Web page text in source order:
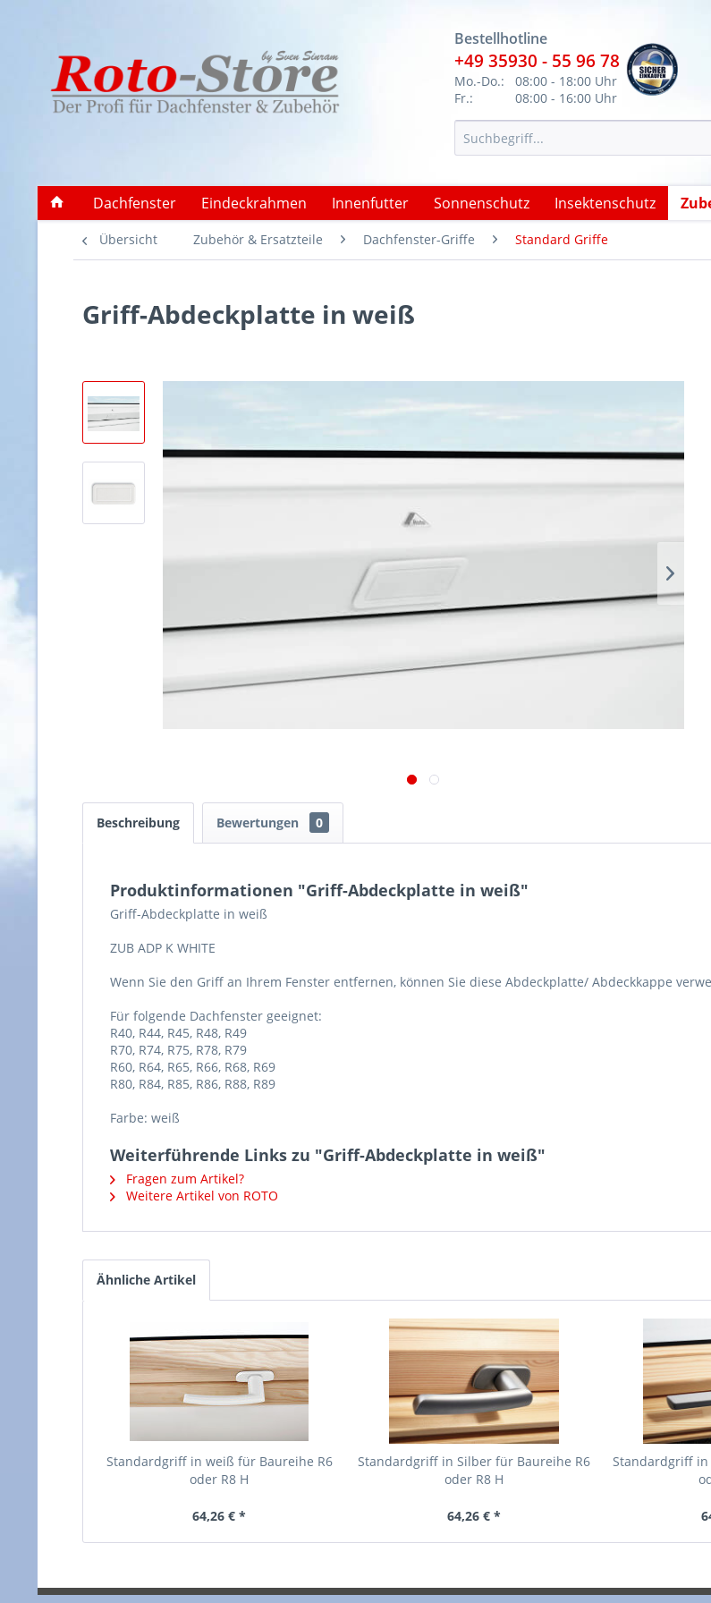
Bestellhotline
+49 35930 - 55 96 78
Mo.-Do.:
08:00 - 18:00 Uhr
Fr.:
08:00 - 16:00 Uhr
Dachfenster Eindeckrahmen Innenfutter Sonnenschutz Insektenschutz
Übersicht Zubehör & Ersatzteile Dachfenster-Griffe Standard Griffe
Griff-Abdeckplatte in weiß
Beschreibung Bewertungen 0
Produktinformationen "Griff-Abdeckplatte in weiß"
Griff-Abdeckplatte in weiß
ZUB ADP K WHITE
Wenn Sie den Griff an Ihrem Fenster entfernen, können Sie diese Abdeckplatte/ Abdeckkappe
Für folgende Dachfenster geeignet:
R40, R44, R45, R48, R49
R70, R74, R75, R78, R79
R60, R64, R65, R66, R68, R69
R80, R84, R85, R86, R88, R89
Farbe: weiß
Weiterführende Links zu "Griff-Abdeckplatte in weiß"
Fragen zum Artikel?
Weitere Artikel von ROTO
Ähnliche Artikel
Standardgriff in weiß für Baureihe R6
oder R8 H
64,26 € *
Standardgriff in Silber für Baureihe R6
oder R8 H
64,26 € *
Standardgriff